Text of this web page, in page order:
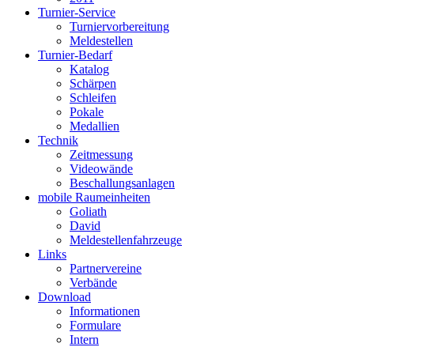
Turnier-Service
Turniervorbereitung
Meldestellen
Turnier-Bedarf
Katalog
Schärpen
Schleifen
Pokale
Medallien
Technik
Zeitmessung
Videowände
Beschallungsanlagen
mobile Raumeinheiten
Goliath
David
Meldestellenfahrzeuge
Links
Partnervereine
Verbände
Download
Informationen
Formulare
Intern